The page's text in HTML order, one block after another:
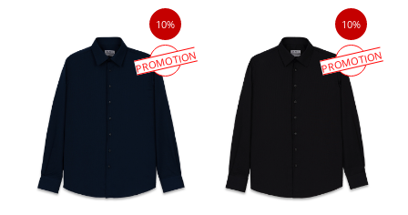
10%
PROMOTION
10%
PROMOTION